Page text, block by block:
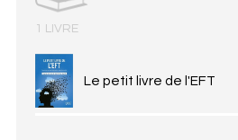
1 LIVRE
Le petit livre de l'EFT